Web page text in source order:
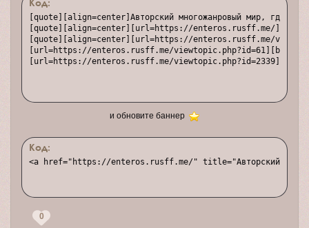
Код:
[quote][align=center]Авторский многожанровый мир, где
[quote][align=center][url=https://enteros.rusff.me/
[quote][align=center][url=https://enteros.rusff.me/
[url=https://enteros.rusff.me/
[url=https://enteros.rusff.me/
и обновите баннер
Код:
<a href="https://enteros.rusff.me/" title="Авторский мир:
0